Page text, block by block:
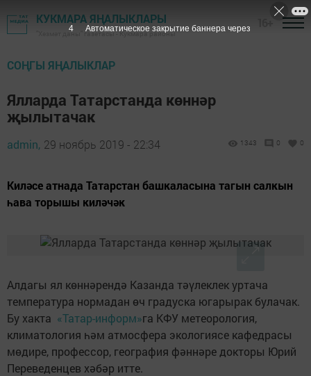
КУКМАРА ЯҢАЛЫКЛАРЫ
"Хезмәт даны" газетасы - Кукмара районы
СОҢГЫ ЯҢАЛЫКЛАР
Ялларда Татарстанда көннәр
җылытачак
admin, 29 ноябрь 2019 - 22:34 1343 0 0
Киләсе атнада Татарстан башкаласына тагын салкын
һава торышы киләчәк
Алдагы ял көннәрендә Казанда тәүлеклек уртача
температура нормадан өч градуска югарырак булачак.
Бу хакта «Татар-информ»га КФУ метеорология,
климатология һәм атмосфера экологиясе кафедрасы
мөдире, профессор, география фәннәре докторы Юрий
Переведенцев хәбәр итте.
3 Автоматическое закрытие баннера через